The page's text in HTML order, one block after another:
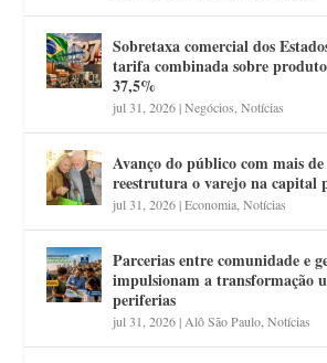
Sobretaxa comercial dos
tarifa combinada sobre
37,5%
jul 31, 2026|Negócios ,Notícias
Avanço do público com mais de
reestrutura o varejo na capital
jul 31, 2026|Economia ,Notícias
Parcerias entre comunidade e
impulsionam a transformação
periferias
jul 31, 2026| Alô São Paulo ,Notícias